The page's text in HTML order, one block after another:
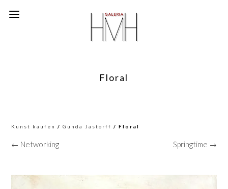
Floral
Kunst kaufen /Gunda Jastorff / Floral
← Networking Springtime →